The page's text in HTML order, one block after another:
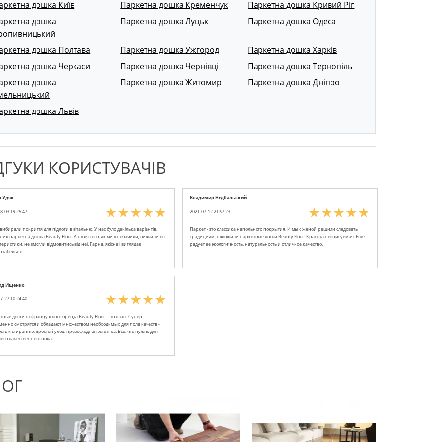
дошка Київ Паркетна дошка Кременчук
Паркетна дошка Кривий Ріг
дошка
Паркетна дошка Луцьк Паркетна дошка Одеса
дошка Полтава Паркетна дошка Ужгород
Паркетна дошка Харків
дошка Черкаси
Паркетна дошка Чернівці
Паркетна дошка Тернопіль
дошка
Паркетна дошка Житомир Паркетна дошка Дніпро
дошка Львів
КОРИСТУВАЧІВ
Удяк
03 19:25:47
покриття для підлоги в вітальню. У нас було декілька варіантів,
паркетна дошка Beauty Floor. А після того, як ми її побачили, вивчили всі
не змогли відмовитись від неї. Гарна, якісна і виглядає
Владимир Недбальский
2021-07-12 21:57:23
Паркет - это классика напольного покрытия. И мы с женой решили следовать
традициям, положили паркетные доски Beauty Floor. Красота неописуемая. Еще
радует ее экологичность, натуральность и отличное качество.
Ищенко
27 10:24:40
доски от французского бренда Beauty Floor - это класс.Супер
смотрятся и обладают множеством необходимых для пола качеств -
к стиранию, простой уход, превосходная эстетика. Все, что нужно для
качественного пола.